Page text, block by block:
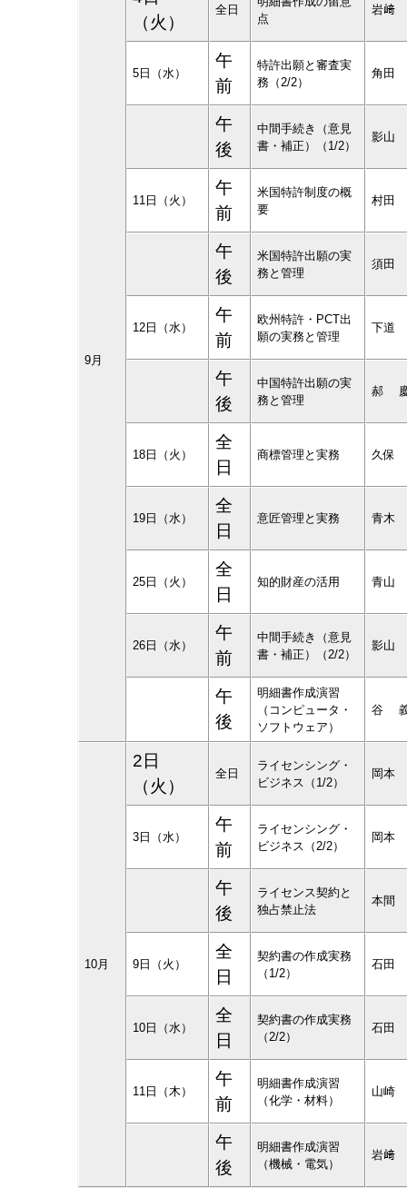
9月
（火）
全日
点
岩﨑
5日（水）
午
前
特許出願と審査実
務（2/2）
角田
午
後
中間手続き（意見
書・補正）（1/2）
影山
11日（火）
午
前
米国特許制度の概
要
村田
午
後
米国特許出願の実
務と管理
須田
12日（水）
午
前
欧州特許・PCT出
願の実務と管理
下道
午
後
中国特許出願の実
務と管理
郝
18日（火）
全
日
商標管理と実務 久保
19日（水）
全
日
意匠管理と実務 青木
25日（火）
全
日
知的財産の活用 青山
26日（水）
午
前
中間手続き（意見
書・補正）（2/2）
影山
午
後
明細書作成演習
（コンピュータ・
ソフトウェア）
谷
10月
2日
（火）
全日
ライセンシング・
ビジネス（1/2）
岡本
3日（水）
午
前
ライセンシング・
ビジネス（2/2）
岡本
午
後
ライセンス契約と
独占禁止法
本間
9日（火）
全
日
契約書の作成実務
（1/2）
石田
10日（水）
全
日
契約書の作成実務
（2/2）
石田
11日（木）
午
前
明細書作成演習
（化学・材料）
山崎
午
後
明細書作成演習
（機械・電気）
岩﨑